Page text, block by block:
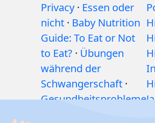
Privacy · Essen oder
nicht · Baby Nutrition
Guide: To Eat or Not
to Eat? · Übungen
während der
Schwangerschaft ·
Gesundheitsprobleme